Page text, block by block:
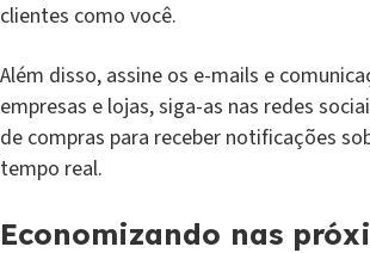
clientes como você.
Além disso, assine os e-mails e
empresas e lojas, siga-as nas redes
de compras para receber notificações
tempo real.
Economizando nas